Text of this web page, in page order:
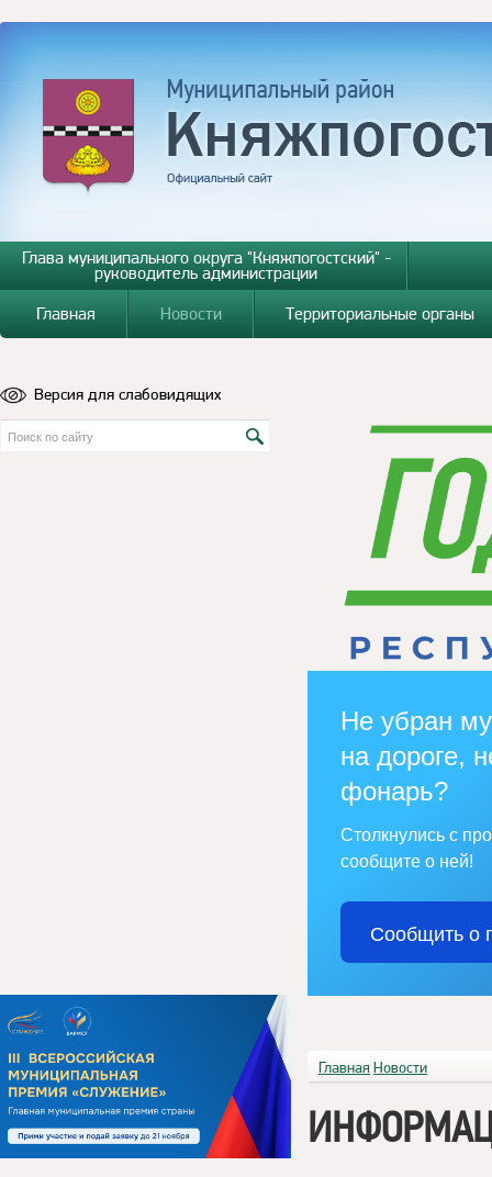
Глава муниципального округа "Княжпогостский" -
руководитель администрации
Главная
Новости Территориальные органы
Версия для слабовидящих
Не убран
на дороге,
фонарь?
Столкнулись с
сообщите о ней!
Сообщить о
Главная Новости